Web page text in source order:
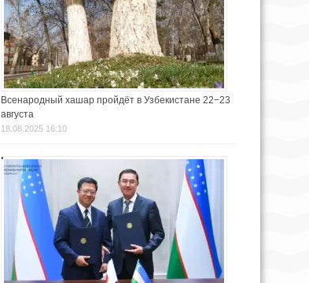
Всенародный хашар пройдёт в Узбекистане 22−23
августа
18.08.2025 16:10